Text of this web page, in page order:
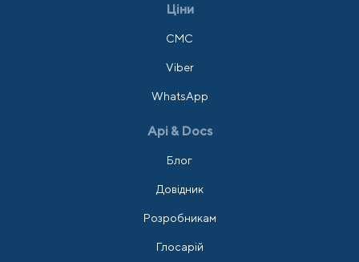
Ціни
СМС
Viber
WhatsApp
Api & Docs
Блог
Довідник
Розробникам
Глосарій